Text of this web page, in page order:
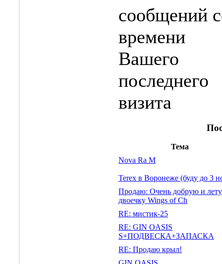
Тема
Nova Ra M
Terex в Воронеже (буду до 3
Продаю: Очень добрую и
двоечку Wings of Ch
RE: мистик-25
RE: GIN OASIS
S+ПОДВЕСКА+ЗАПАСКА
RE: Продаю крыл!